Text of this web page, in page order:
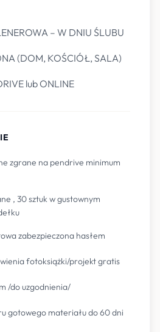
– W DNIU ŚLUBU
(DOM, KOŚCIÓŁ, SALA)
lub ONLINE
zgrane na pendrive minimum
, 30 sztuk w gustownym
zabezpieczona hasłem
fotoksiążki/projekt gratis
/do uzgodnienia/
gotowego materiału do 60 dni